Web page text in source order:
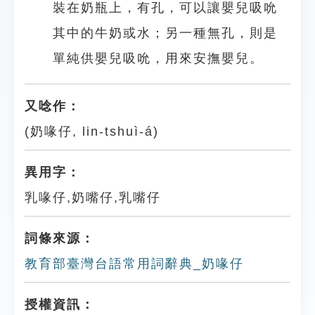
裝在奶瓶上，有孔，可以讓嬰兒吸吮
其中的牛奶或水；另一種無孔，則是
單純供嬰兒吸吮，用來安撫嬰兒。
又唸作：
(奶喙仔, lin-tshuì-á)
異用字：
乳喙仔,奶嘴仔,乳嘴仔
詞條來源：
教育部臺灣台語常用詞辭典_奶喙仔
授權資訊：